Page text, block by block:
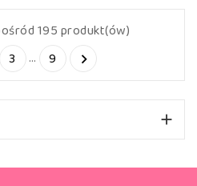
195 produkt(ów)
3 … 9 
